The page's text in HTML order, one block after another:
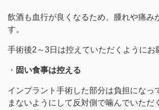
飲酒も血行が良くなるため、腫れや痛み
す。
手術後2～3日は控えていただくようにお
・ 固い食事は控える
インプラント手術した部分は負担になっ
まないようにして反対側で噛んでいただ